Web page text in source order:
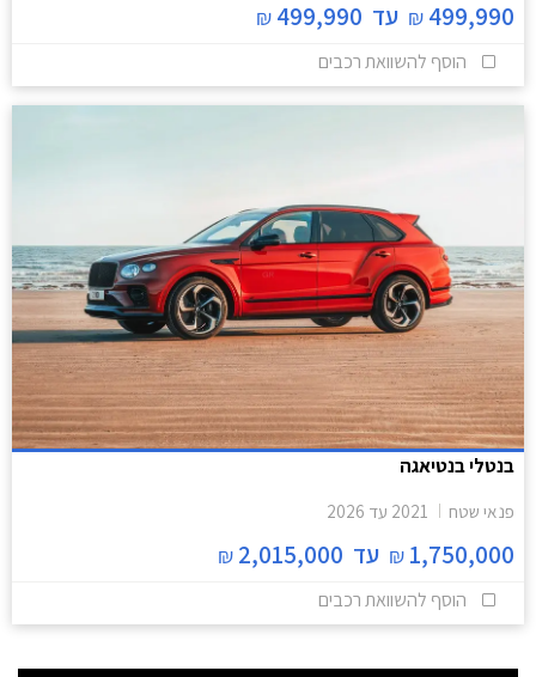
499,990
₪ עד 499,990
₪
הוסף להשוואת רכבים
בנטלי בנטיאגה
פנאי שטח 2021 עד 2026
1,750,000
₪ עד 2,015,000
₪
הוסף להשוואת רכבים